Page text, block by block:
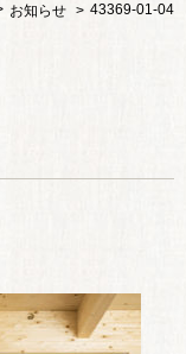
お知らせ 43369-01-04